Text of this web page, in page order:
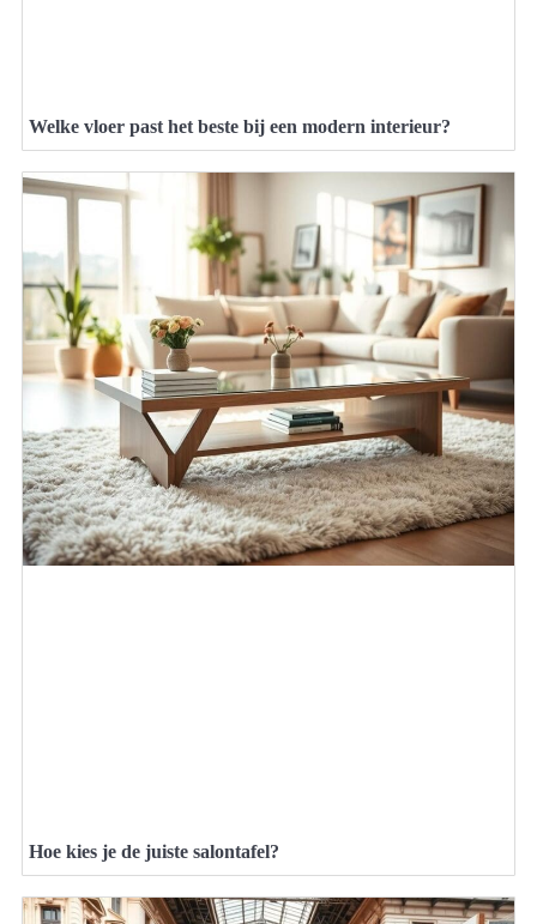
Welke vloer past het beste bij een modern interieur?
Hoe kies je de juiste salontafel?